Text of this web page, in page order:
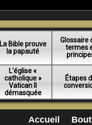
La Bible prouve
la papauté
Glossaire
termes
L'église «
catholique »
Vatican II
démasquée
Étapes
Accueil